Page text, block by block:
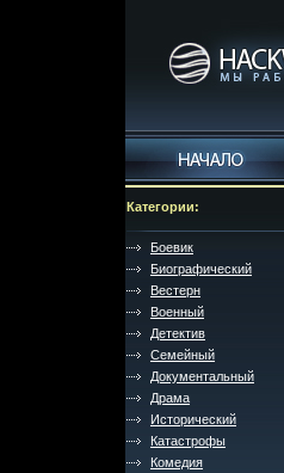
Категории:
Боевик
Биографический
Вестерн
Военный
Детектив
Семейный
Документальный
Драма
Исторический
Катастрофы
Комедия